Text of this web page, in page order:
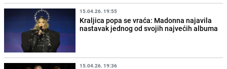
15.04.26. 19:55
Kraljica popa se vraća: Madonna najavila
nastavak jednog od svojih najvećih albuma
15.04.26. 19:36